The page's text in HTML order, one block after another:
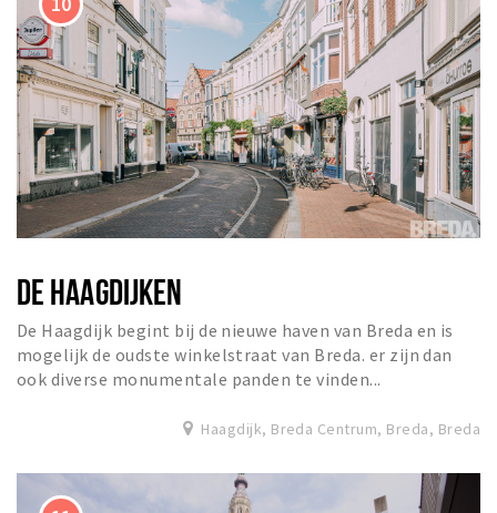
DE HAAGDIJKEN
De Haagdijk begint bij de nieuwe haven van Breda en is
mogelijk de oudste winkelstraat van Breda. er zijn dan
ook diverse monumentale panden te vinden...
Haagdijk, Breda Centrum, Breda, Breda